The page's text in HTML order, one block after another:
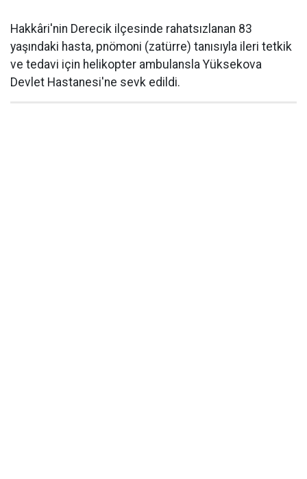
Hakkâri'nin Derecik ilçesinde rahatsızlanan 83
yaşındaki hasta, pnömoni (zatürre) tanısıyla ileri tetkik
ve tedavi için helikopter ambulansla Yüksekova
Devlet Hastanesi'ne sevk edildi.